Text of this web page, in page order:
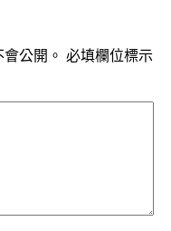
公開。 必填欄位標示